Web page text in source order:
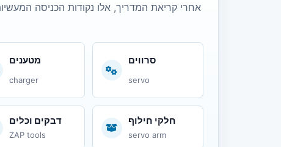
אחרי קריאת המדריך, אלו נקודות הכניסה
מטענים
charger
סרווים
servo
דבקים וכלים
ZAP tools
חלקי חילוף
servo arm